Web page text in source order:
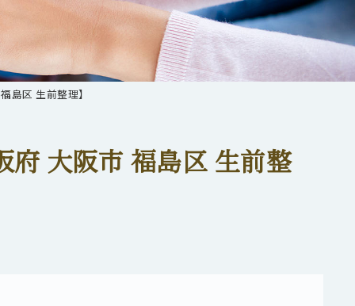
島区 生前整理】
府 大阪市 福島区 生前整